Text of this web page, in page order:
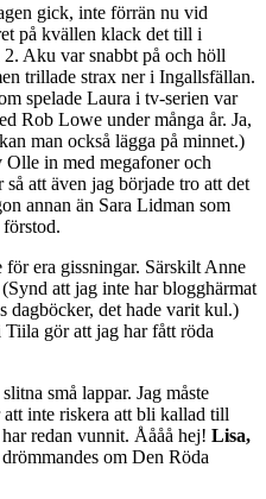
gick, inte förrän nu vid
på kvällen klack det till i
2. Aku var snabbt på och höll
trillade strax ner i Ingallsfällan.
spelade Laura i tv-serien var
Rob Lowe under många år. Ja,
man också lägga på minnet.)
Olle in med megafoner och
så att även jag började tro att det
annan än Sara Lidman som
era gissningar. Särskilt Anne
att jag inte har blogghärmat
dagböcker, det hade varit kul.)
gör att jag har fått röda
små lappar. Jag måste
inte riskera att bli kallad till
redan vunnit. Åååå hej! Lisa,
om Den Röda